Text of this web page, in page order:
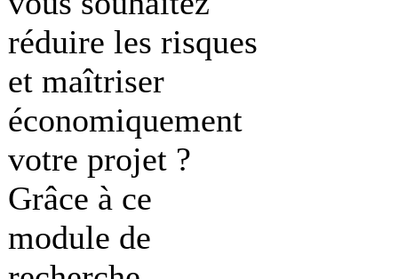
réduire les risques
et maîtriser
économiquement
votre projet ?
Grâce à ce
module de